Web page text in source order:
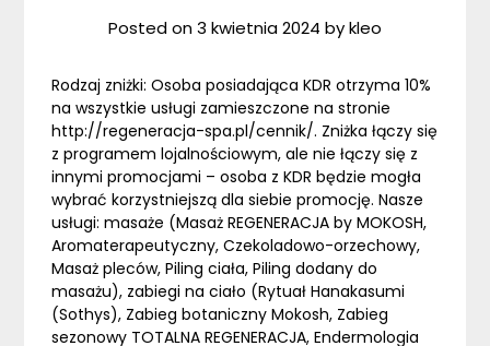
Posted on3 kwietnia 2024 bykleo
Rodzaj zniżki: Osoba posiadająca KDR otrzyma 10%
na wszystkie usługi zamieszczone na stronie
http://regeneracja-spa.pl/cennik/. Zniżka łączy się
z programem lojalnościowym, ale nie łączy się z
innymi promocjami – osoba z KDR będzie mogła
wybrać korzystniejszą dla siebie promocję. Nasze
usługi: masaże (Masaż REGENERACJA by MOKOSH,
Aromaterapeutyczny, Czekoladowo-orzechowy,
Masaż pleców, Piling ciała, Piling dodany do
masażu), zabiegi na ciało (Rytuał Hanakasumi
(Sothys), Zabieg botaniczny Mokosh, Zabieg
sezonowy TOTALNA REGENERACJA, Endermologia